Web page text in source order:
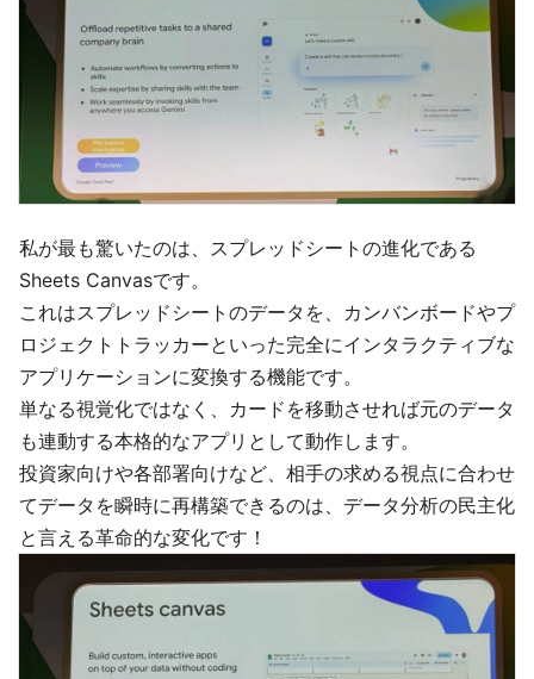
私が最も驚いたのは、スプレッドシートの進化である
Sheets Canvasです。
これはスプレッドシートのデータを、カンバンボードやプ
ロジェクトトラッカーといった完全にインタラクティブな
アプリケーションに変換する機能です。
単なる視覚化ではなく、カードを移動させれば元のデータ
も連動する本格的なアプリとして動作します。
投資家向けや各部署向けなど、相手の求める視点に合わせ
てデータを瞬時に再構築できるのは、データ分析の民主化
と言える革命的な変化です！